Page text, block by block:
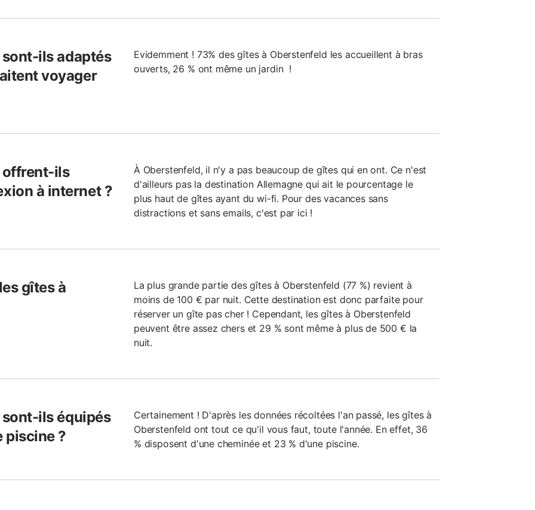
ils adaptés
voyager
Evidemment ! 73% des gîtes à Oberstenfeld les accueillent à bras
ouverts, 26 % ont même un jardin !
offrent-ils
à internet ?
À Oberstenfeld, il n'y a pas beaucoup de gîtes qui en ont. Ce n'est
d'ailleurs pas la destination Allemagne qui ait le pourcentage le
plus haut de gîtes ayant du wi-fi. Pour des vacances sans
distractions et sans emails, c'est par ici !
gîtes à
La plus grande partie des gîtes à Oberstenfeld (77 %) revient à
moins de 100 € par nuit. Cette destination est donc parfaite pour
réserver un gîte pas cher ! Cependant, les gîtes à Oberstenfeld
peuvent être assez chers et 29 % sont même à plus de 500 € la
nuit.
ils équipés
piscine ?
Certainement ! D'après les données récoltées l'an passé, les gîtes à
Oberstenfeld ont tout ce qu'il vous faut, toute l'année. En effet, 36
% disposent d'une cheminée et 23 % d'une piscine.